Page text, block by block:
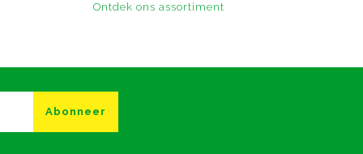
Ontdek ons assortiment
Abonneer